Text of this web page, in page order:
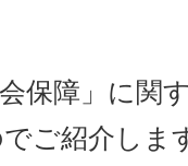
保障」に関
ご紹介しま